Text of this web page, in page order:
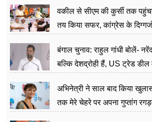
वकील से सीएम की कुर्सी तक
तय किया सफर, कांग्रेस के
बंगाल चुनाव: राहुल गांधी बोलें-
बल्कि देशद्रोही हैं, US ट्रेड डील
अभिनेत्री ने साल बाद किया
तक मेरे चेहरे पर अपना गुप्तांग